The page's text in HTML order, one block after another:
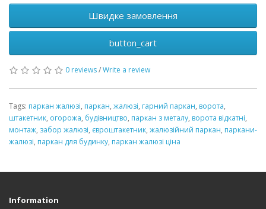
Швидке замовлення
button_cart
0 reviews/Write a review
Tags: паркан жалюзі, паркан, жалюзі, гарний паркан, ворота,
штакетник, огорожа, будівництво, паркан з металу, ворота відкатні,
монтаж, забор жалюзі, євроштакетник, жалюзійний паркан, паркани-
жалюзі, паркан для будинку, паркан жалюзі ціна
Information